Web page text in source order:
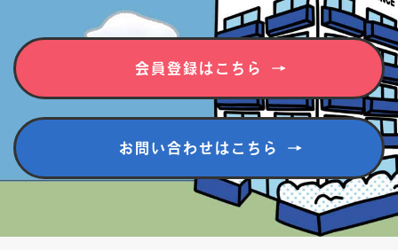
会員登録はこちら
お問い合わせはこちら